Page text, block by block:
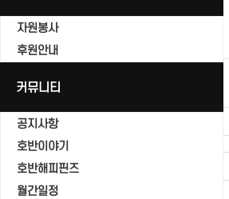
자원봉사
후원안내
커뮤니티
공지사항
호반이야기
호반해피핀즈
월간일정
공지사항 호반이야기